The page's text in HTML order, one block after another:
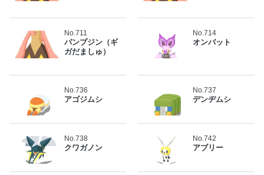
No.711
パンプジン（ギ
ガだましゅ）
No.714
オンバット
No.736
アゴジムシ
No.737
デンヂムシ
No.738
クワガノン
No.742
アブリー